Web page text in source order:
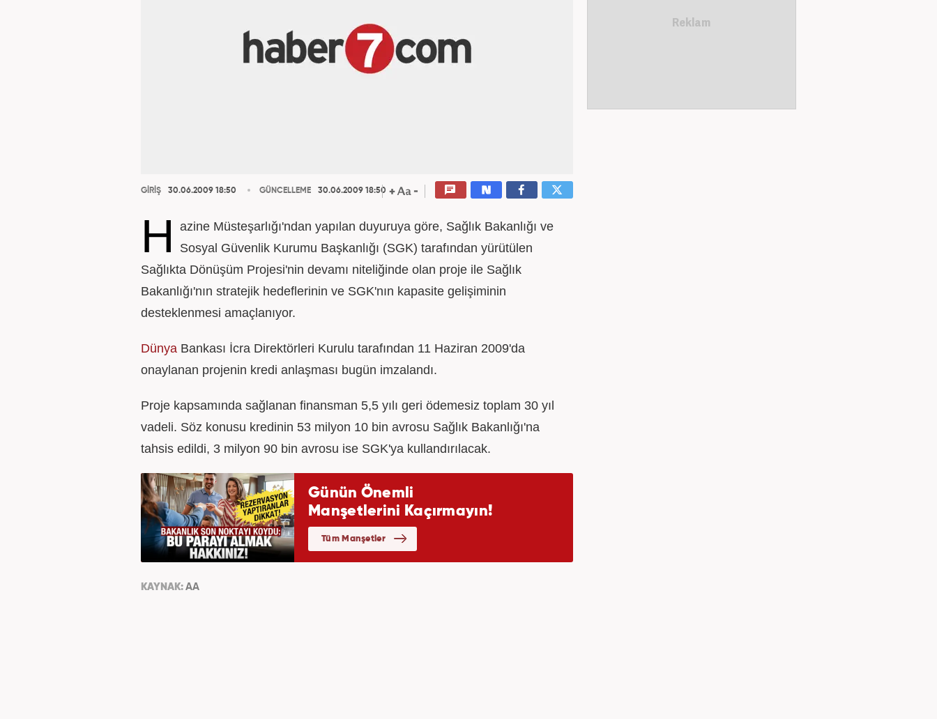
GİRİŞ 30.06.2009 18:50 GÜNCELLEME 30.06.2009 18:50
H
azine Müsteşarlığı'ndan yapılan duyuruya göre, Sağlık Bakanlığı ve
Sosyal Güvenlik Kurumu Başkanlığı (SGK) tarafından yürütülen
Sağlıkta Dönüşüm Projesi'nin devamı niteliğinde olan proje ile Sağlık
Bakanlığı'nın stratejik hedeflerinin ve SGK'nın kapasite gelişiminin
desteklenmesi amaçlanıyor.
Dünya Bankası İcra Direktörleri Kurulu tarafından 11 Haziran 2009'da
onaylanan projenin kredi anlaşması bugün imzalandı.
Proje kapsamında sağlanan finansman 5,5 yılı geri ödemesiz toplam 30 yıl
vadeli. Söz konusu kredinin 53 milyon 10 bin avrosu Sağlık Bakanlığı'na
tahsis edildi, 3 milyon 90 bin avrosu ise SGK'ya kullandırılacak.
KAYNAK: AA